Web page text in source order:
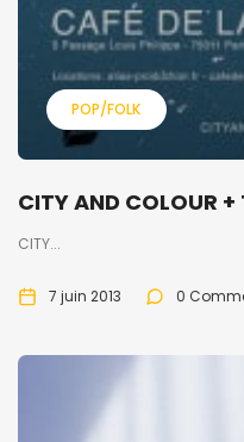
POP/FOLK
CITY AND COLOUR +
CITY...
7 juin 2013 0